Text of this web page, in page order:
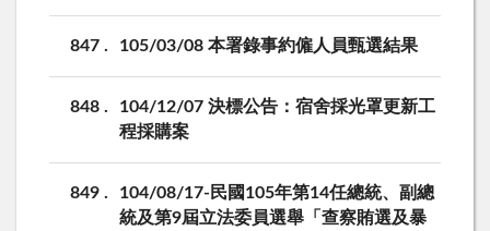
847 105/03/08 本署錄事約僱人員甄選結果
848
104/12/07 決標公告：宿舍採光罩更新工
程採購案
849
104/08/17-民國105年第14任總統、副總
統及第9屆立法委員選舉「查察賄選及暴